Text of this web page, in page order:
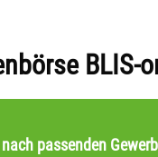
BLIS-
passenden